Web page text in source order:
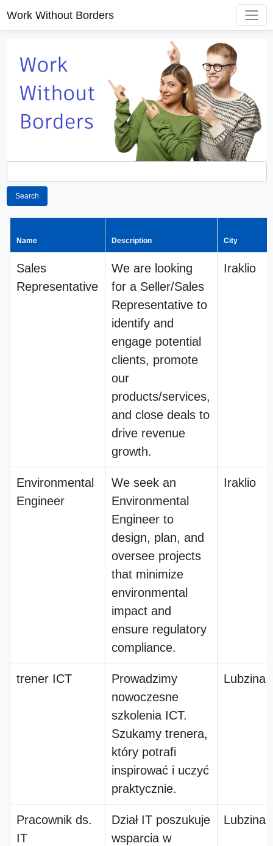
Work Without Borders
Search
Name Description City
Sales
Representative
We are looking
for a Seller/Sales
Representative to
identify and
engage potential
clients, promote
our
products/services,
and close deals to
drive revenue
growth.
Iraklio
Environmental
Engineer
We seek an
Environmental
Engineer to
design, plan, and
oversee projects
that minimize
environmental
impact and
ensure regulatory
compliance.
Iraklio
trener ICT
Prowadzimy
nowoczesne
szkolenia ICT.
Szukamy trenera,
który potrafi
inspirować i uczyć
praktycznie.
Lubzina
Pracownik ds.
IT
Dział IT poszukuje
wsparcia w
Lubzina